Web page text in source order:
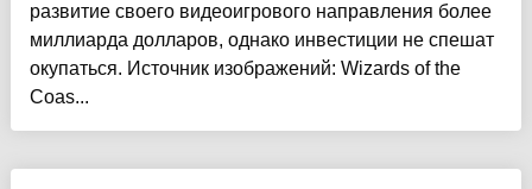
развитие своего видеоигрового направления более
миллиарда долларов, однако инвестиции не спешат
окупаться. Источник изображений: Wizards of the
Coas...